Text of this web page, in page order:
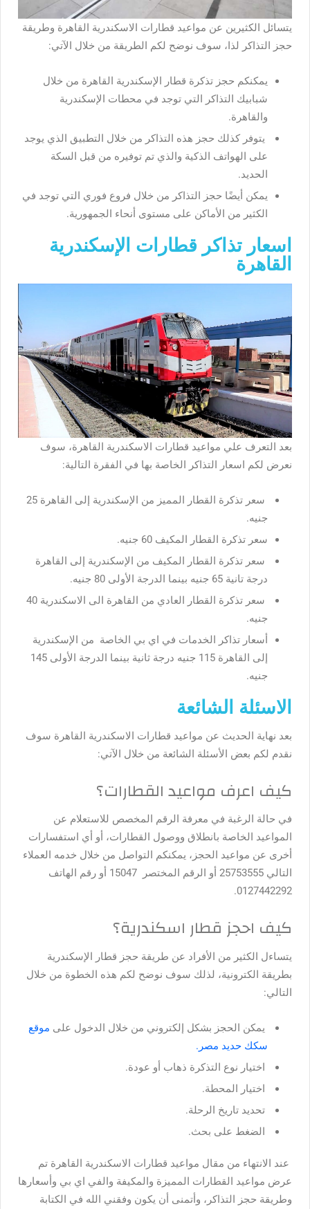
يتسائل الكثيرين عن مواعيد قطارات الاسكندرية القاهرة وطريقة
حجز التذاكر لذا، سوف نوضح لكم الطريقة من خلال الآتي:
يمكنكم حجز تذكرة قطار الإسكندرية القاهرة من خلال
شبابيك التذاكر التي توجد في محطات الإسكندرية
والقاهرة.
يتوفر كذلك حجز هذه التذاكر من خلال التطبيق الذي يوجد
على الهواتف الذكية والذي تم توفيره من قبل السكة
الحديد.
يمكن أيضًا حجز التذاكر من خلال فروع فوري التي توجد في
الكثير من الأماكن على مستوى أنحاء الجمهورية.
اسعار تذاكر قطارات الإسكندرية
القاهرة
بعد التعرف علي مواعيد قطارات الاسكندرية القاهرة، سوف
نعرض لكم اسعار التذاكر الخاصة بها في الفقرة التالية:
سعر تذكرة القطار المميز من الإسكندرية إلى القاهرة 25
جنيه.
سعر تذكرة القطار المكيف 60 جنيه.
سعر تذكرة القطار المكيف من الإسكندرية إلى القاهرة
درجة تانية 65 جنيه بينما الدرجة الأولى 80 جنيه.
سعر تذكرة القطار العادي من القاهرة الى الاسكندرية 40
جنيه.
أسعار تذاكر الخدمات في اي بي الخاصة من الإسكندرية
إلى القاهرة 115 جنيه درجة ثانية بينما الدرجة الأولى 145
جنيه.
الاسئلة الشائعة
بعد نهاية الحديث عن مواعيد قطارات الاسكندرية القاهرة سوف
نقدم لكم بعض الأسئلة الشائعة من خلال الآتي:
كيف اعرف مواعيد القطارات؟
في حالة الرغبة في معرفة الرقم المخصص للاستعلام عن
المواعيد الخاصة بانطلاق ووصول القطارات، أو أي استفسارات
أخرى عن مواعيد الحجز، يمكنكم التواصل من خلال خدمه العملاء
التالي 25753555 أو الرقم المختصر 15047 أو رقم الهاتف
0127442292.
كيف احجز قطار اسكندرية؟
يتساءل الكثير من الأفراد عن طريقة حجز قطار الإسكندرية
بطريقة الكترونية، لذلك سوف نوضح لكم هذه الخطوة من خلال
التالي:
يمكن الحجز بشكل إلكتروني من خلال الدخول على موقع
سكك حديد مصر.
اختيار نوع التذكرة ذهاب أو عودة.
اختيار المحطة.
تحديد تاريخ الرحلة.
الضغط على بحث.
عند الانتهاء من مقال مواعيد قطارات الاسكندرية القاهرة تم
عرض مواعيد القطارات المميزة والمكيفة والفي اي بي وأسعارها
وطريقة حجز التذاكر، وأتمنى أن يكون وفقني الله في الكتابة